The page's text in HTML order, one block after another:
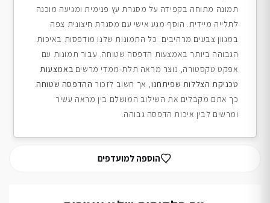
תמונה מתוחה בקפידה על מסגרת עץ פנימית ומגיעה מוכנה
לתלייה מיידית. הוסף מגע אישי עם מסגרת חיצונית צפה
במגוון צבעים מרהיבים. כל התמונות שלנו מודפסות באיכות
הגבוהה ביותר באמצעות הדפסה שטוחה. עבור תמונות עם
אפקט טקסטורה, נוצר מראה תלת-ממדי מרשים באמצעות
טכניקת הצללות שפיתחנו, אך חשוב לזכור ההדפסה שטוחה.
כך אתם מקבלים את השילוב המושלם בין מראה עשיר
ומרשים לבין איכות הדפסה גבוהה.
הוספה למועדפים